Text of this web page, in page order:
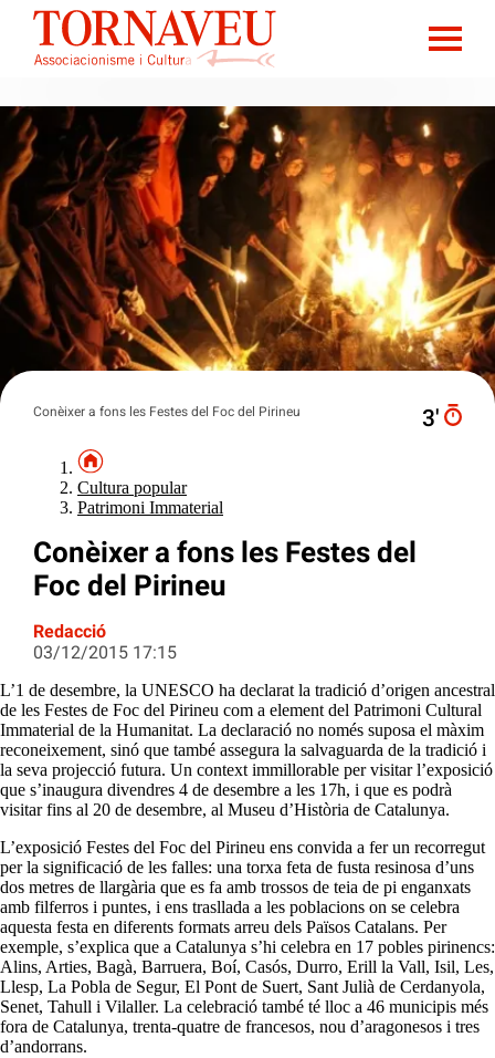
Conèixer a fons les Festes del Foc del Pirineu 3′
Cultura popular
Patrimoni Immaterial
Conèixer a fons les Festes del
Foc del Pirineu
Redacció
03/12/2015 17:15
L’1 de desembre, la UNESCO ha declarat la tradició d’origen ancestral
de les Festes de Foc del Pirineu com a element del Patrimoni Cultural
Immaterial de la Humanitat. La declaració no només suposa el màxim
reconeixement, sinó que també assegura la salvaguarda de la tradició i
la seva projecció futura. Un context immillorable per visitar l’exposició
que s’inaugura divendres 4 de desembre a les 17h, i que es podrà
visitar fins al 20 de desembre, al Museu d’Història de Catalunya.
L’exposició Festes del Foc del Pirineu ens convida a fer un recorregut
per la significació de les falles: una torxa feta de fusta resinosa d’uns
dos metres de llargària que es fa amb trossos de teia de pi enganxats
amb filferros i puntes, i ens trasllada a les poblacions on se celebra
aquesta festa en diferents formats arreu dels Països Catalans. Per
exemple, s’explica que a Catalunya s’hi celebra en 17 pobles pirinencs:
Alins, Arties, Bagà, Barruera, Boí, Casós, Durro, Erill la Vall, Isil, Les,
Llesp, La Pobla de Segur, El Pont de Suert, Sant Julià de Cerdanyola,
Senet, Tahull i Vilaller. La celebració també té lloc a 46 municipis més
fora de Catalunya, trenta-quatre de francesos, nou d’aragonesos i tres
d’andorrans.